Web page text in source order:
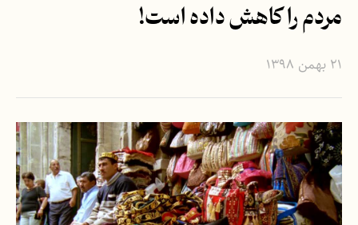
مردم را کاهش داده است!
۲۱ بهمن ۱۳۹۸